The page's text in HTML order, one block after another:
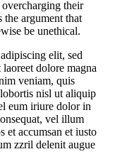
their
the argument that
be unethical.
elit, sed
dolore magna
veniam, quis
nisl ut aliquip
eum iriure dolor in
vel illum
et accumsan et iusto
zzril delenit augue